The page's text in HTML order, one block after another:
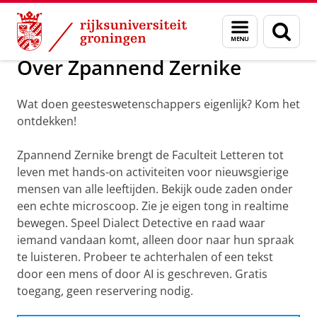
Skip
Content
Skip
Navigation
Menu
en
zoeken
Over ons Humanities@Work en Zpannend Zernike
Over Zpannend Zernike
Wat doen geesteswetenschappers eigenlijk? Kom het
ontdekken!
Zpannend Zernike brengt de Faculteit Letteren tot
leven met hands-on activiteiten voor nieuwsgierige
mensen van alle leeftijden. Bekijk oude zaden onder
een echte microscoop. Zie je eigen tong in realtime
bewegen. Speel Dialect Detective en raad waar
iemand vandaan komt, alleen door naar hun spraak
te luisteren. Probeer te achterhalen of een tekst
door een mens of door AI is geschreven. Gratis
toegang, geen reservering nodig.